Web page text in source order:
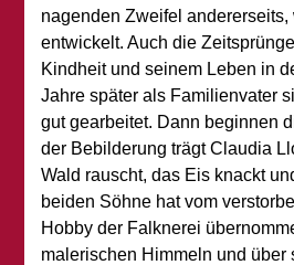
nagenden Zweifel andererseits,
entwickelt. Auch die
Kindheit und seinem Leben in
Jahre später als Familienvater
gut gearbeitet. Dann beginnen
der Bebilderung trägt Claudia
Wald rauscht, das Eis knackt
beiden Söhne hat vom
Hobby der Falknerei
malerischen Himmeln und über